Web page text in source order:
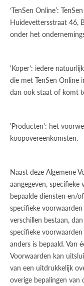
‘TenSen Online’:
Huidevettersstraat 46,
onder het
'Koper': iedere
die met TenSen Online
dan ook staat of komt
'Producten': het
koopovereenkomsten.
Naast deze Algemene
aangegeven,
bepaalde diensten en/
specifieke
verschillen bestaan,
specifieke
anders is bepaald. Van
Voorwaarden kan
van een uitdrukkelijk
overige bepalingen van